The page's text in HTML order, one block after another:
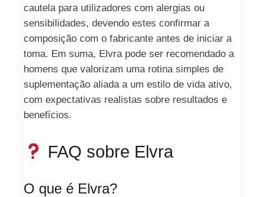
cautela para utilizadores com alergias ou
sensibilidades, devendo estes confirmar a
composição com o fabricante antes de iniciar a
toma. Em suma, Elvra pode ser recomendado a
homens que valorizam uma rotina simples de
suplementação aliada a um estilo de vida ativo,
com expectativas realistas sobre resultados e
benefícios.
FAQ sobre Elvra
O que é Elvra?